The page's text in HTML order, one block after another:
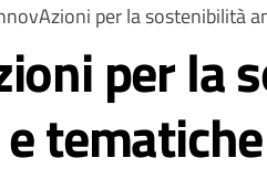
per la sostenibilità
per la
e